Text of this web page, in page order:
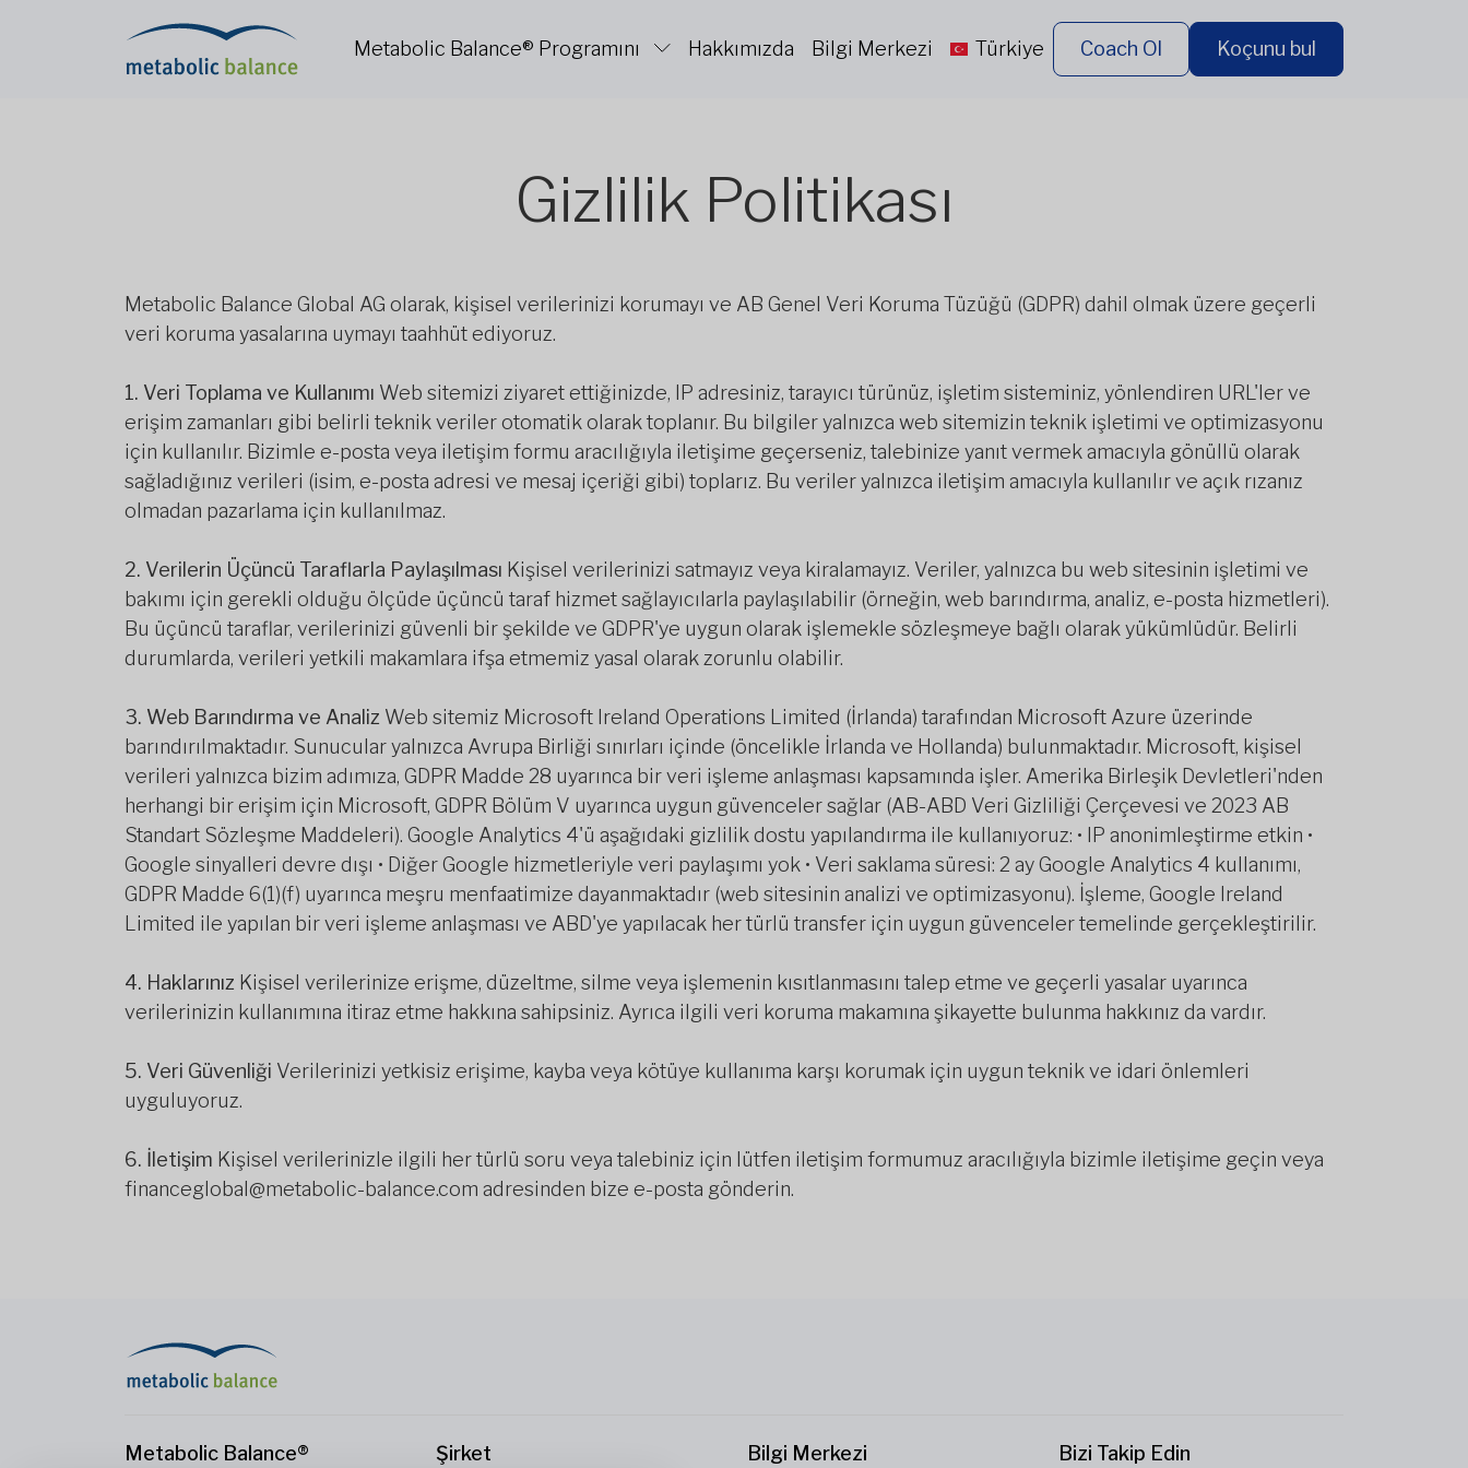
Metabolic Balance® Programını Hakkımızda Bilgi Merkezi Türkiye Coach Ol Koçunu bul
Gizlilik Politikası
Metabolic Balance Global AG olarak, kişisel verilerinizi korumayı ve AB Genel Veri Koruma Tüzüğü (GDPR) dahil olmak üzere geçerli
veri koruma yasalarına uymayı taahhüt ediyoruz.
1. Veri Toplama ve Kullanımı Web sitemizi ziyaret ettiğinizde, IP adresiniz, tarayıcı türünüz, işletim sisteminiz, yönlendiren URL'ler ve
erişim zamanları gibi belirli teknik veriler otomatik olarak toplanır. Bu bilgiler yalnızca web sitemizin teknik işletimi ve optimizasyonu
için kullanılır. Bizimle e-posta veya iletişim formu aracılığıyla iletişime geçerseniz, talebinize yanıt vermek amacıyla gönüllü olarak
sağladığınız verileri (isim, e-posta adresi ve mesaj içeriği gibi) toplarız. Bu veriler yalnızca iletişim amacıyla kullanılır ve açık rızanız
olmadan pazarlama için kullanılmaz.
2. Verilerin Üçüncü Taraflarla Paylaşılması Kişisel verilerinizi satmayız veya kiralamayız. Veriler, yalnızca bu web sitesinin işletimi ve
bakımı için gerekli olduğu ölçüde üçüncü taraf hizmet sağlayıcılarla paylaşılabilir (örneğin, web barındırma, analiz, e-posta hizmetleri).
Bu üçüncü taraflar, verilerinizi güvenli bir şekilde ve GDPR'ye uygun olarak işlemekle sözleşmeye bağlı olarak yükümlüdür. Belirli
durumlarda, verileri yetkili makamlara ifşa etmemiz yasal olarak zorunlu olabilir.
3. Web Barındırma ve Analiz Web sitemiz Microsoft Ireland Operations Limited (İrlanda) tarafından Microsoft Azure üzerinde
barındırılmaktadır. Sunucular yalnızca Avrupa Birliği sınırları içinde (öncelikle İrlanda ve Hollanda) bulunmaktadır. Microsoft, kişisel
verileri yalnızca bizim adımıza, GDPR Madde 28 uyarınca bir veri işleme anlaşması kapsamında işler. Amerika Birleşik Devletleri'nden
herhangi bir erişim için Microsoft, GDPR Bölüm V uyarınca uygun güvenceler sağlar (AB-ABD Veri Gizliliği Çerçevesi ve 2023 AB
Standart Sözleşme Maddeleri). Google Analytics 4'ü aşağıdaki gizlilik dostu yapılandırma ile kullanıyoruz: • IP anonimleştirme etkin •
Google sinyalleri devre dışı • Diğer Google hizmetleriyle veri paylaşımı yok • Veri saklama süresi: 2 ay Google Analytics 4 kullanımı,
GDPR Madde 6(1)(f) uyarınca meşru menfaatimize dayanmaktadır (web sitesinin analizi ve optimizasyonu). İşleme, Google Ireland
Limited ile yapılan bir veri işleme anlaşması ve ABD'ye yapılacak her türlü transfer için uygun güvenceler temelinde gerçekleştirilir.
4. Haklarınız Kişisel verilerinize erişme, düzeltme, silme veya işlemenin kısıtlanmasını talep etme ve geçerli yasalar uyarınca
verilerinizin kullanımına itiraz etme hakkına sahipsiniz. Ayrıca ilgili veri koruma makamına şikayette bulunma hakkınız da vardır.
5. Veri Güvenliği Verilerinizi yetkisiz erişime, kayba veya kötüye kullanıma karşı korumak için uygun teknik ve idari önlemleri
uyguluyoruz.
6. İletişim Kişisel verilerinizle ilgili her türlü soru veya talebiniz için lütfen iletişim formumuz aracılığıyla bizimle iletişime geçin veya
financeglobal@metabolic-balance.com adresinden bize e-posta gönderin.
Metabolic Balance®
Şirket Bilgi Merkezi Bizi Takip Edin